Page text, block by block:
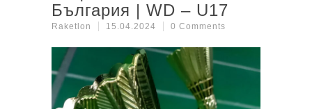
България | WD – U17
Raketlon 15.04.2024 0 Comments